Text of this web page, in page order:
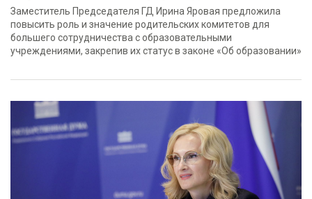
Заместитель Председателя ГД Ирина Яровая предложила
повысить роль и значение родительских комитетов для
большего сотрудничества с образовательными
учреждениями, закрепив их статус в законе «Об образовании»